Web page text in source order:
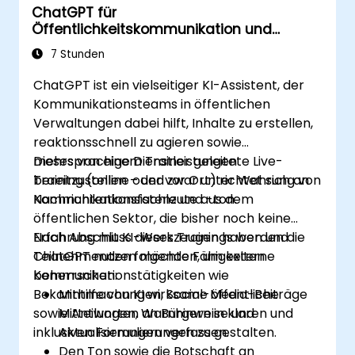
ChatGPT für
Öffentlichkeitskommunikation und
Bürgeransprache
7 Stunden
ChatGPT ist ein vielseitiger KI-Assistent, der
Kommunikationsteams in öffentlichen
Verwaltungen dabei hilft, Inhalte zu erstellen,
reaktionsschnell zu agieren sowie
mehrsprachige Dienstleistungen
bereitzustellen – und zwar unter Wahrung von
Nachrichtenkonsistenz und -ton.
Dieses von einem Trainer geleitete Live-
Training (online oder vor Ort) richtet sich an
Kommunikationsfachleute aus dem
öffentlichen Sektor, die bisher noch keine
Erfahrung mit KI-Werkzeugen haben und
ChatGPT nutzen möchten, um externe
Kommunikationstätigkeiten wie
Bekanntmachungen, Social-Media-Beiträge
sowie Antworten an Bürgern in klaren und
inklusiven Formulierungen zu gestalten.
Nach Abschluss dieses Trainings werden die
Teilnehmenden folgende Fähigkeiten
beherrschen:
Mithilfe von KI wirksame öffentliche
Mitteilungen, Warnhinweise und
Aktualisierungen verfassen.
Den Ton sowie die Botschaft an